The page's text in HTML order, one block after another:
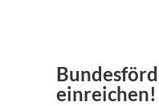
einreichen!